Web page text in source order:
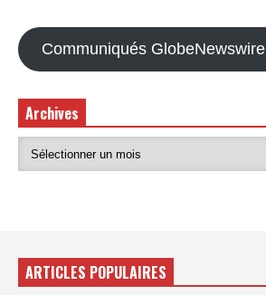
Communiqués GlobeNewswire
Archives
ARTICLES POPULAIRES